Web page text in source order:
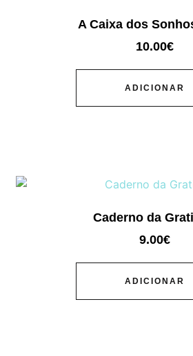
A Caixa dos
10.00€
ADICIONAR
Caderno da
9.00€
ADICIONAR